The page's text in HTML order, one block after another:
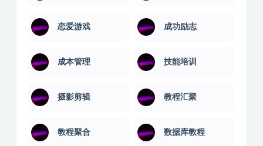
恋爱游戏 成功励志
成本管理 技能培训
摄影剪辑 教程汇聚
教程聚合 数据库教程